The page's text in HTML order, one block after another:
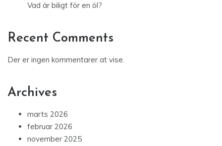
Vad är biligt för en öl?
Recent Comments
Der er ingen kommentarer at vise.
Archives
marts 2026
februar 2026
november 2025